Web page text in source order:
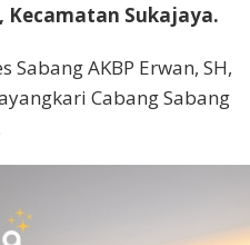
Sukajaya.
AKBP Erwan, SH,
Cabang Sabang